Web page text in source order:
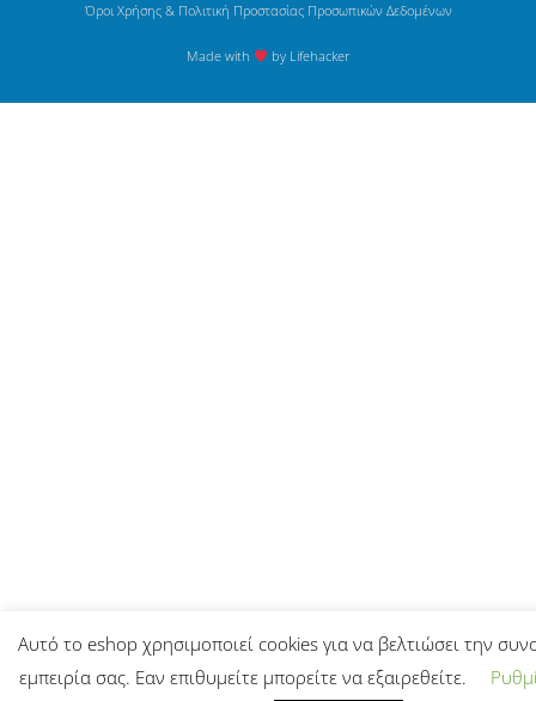
Όροι Χρήσης & Πολιτική Προστασίας Προσωπικών Δεδομένων
Made with by Lifehacker
Αυτό το eshop χρησιμοποιεί cookies για να βελτιώσει την
εμπειρία σας. Εαν επιθυμείτε μπορείτε να εξαιρεθείτε.